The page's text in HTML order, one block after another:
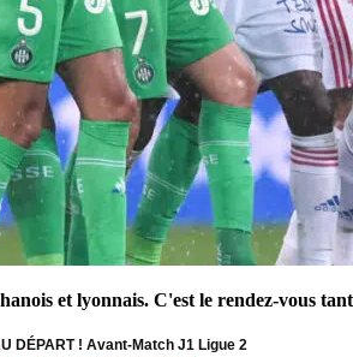
et lyonnais. C'est le rendez-vous